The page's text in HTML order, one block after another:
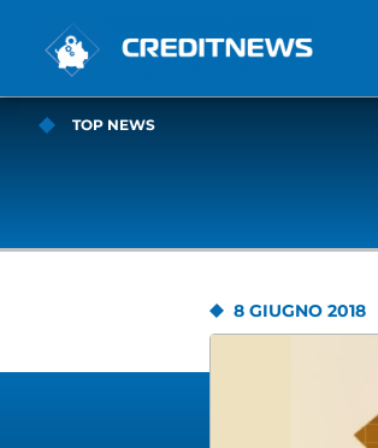
TOP NEWS
8 GIUGNO 2018